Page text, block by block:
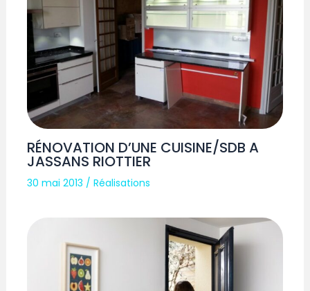
RÉNOVATION D’UNE CUISINE/SDB A
JASSANS RIOTTIER
30 mai 2013 /Réalisations